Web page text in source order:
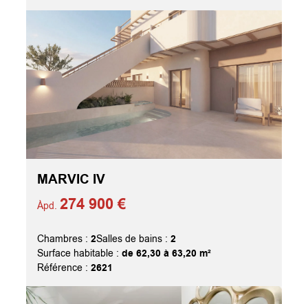
MARVIC IV
Àpd.274 900 €
Chambres :2Salles de bains :2
Surface habitable :de 62,30 à 63,20 m²
Référence :2621